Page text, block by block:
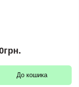
До кошика